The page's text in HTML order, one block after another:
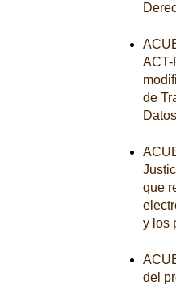
ACT-
de
que
y los
del